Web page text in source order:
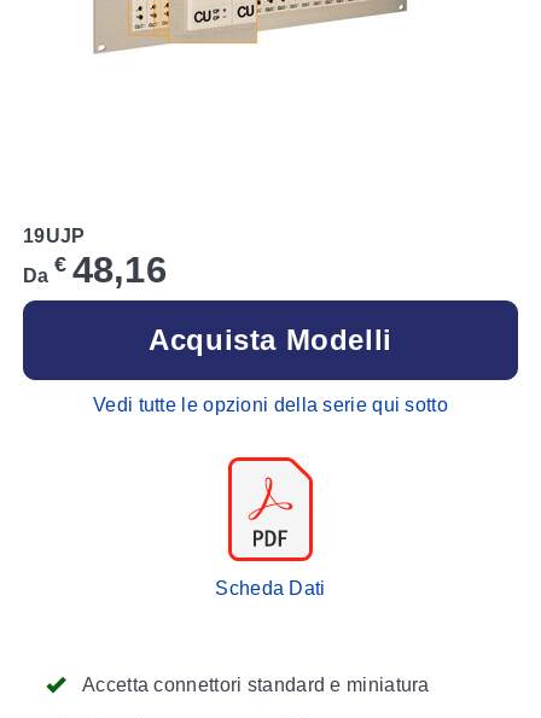
Accetta connettori standard e miniatura
19UJP
Da € 48,16
Acquista Modelli
Vedi tutte le opzioni della serie qui sotto
Scheda Dati